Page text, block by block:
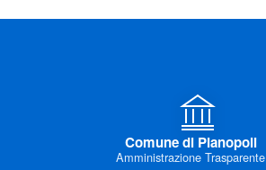
Comune di Pianopoli
Amministrazione Trasparente